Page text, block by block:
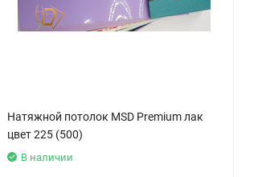
Натяжной потолок MSD Premium лак
цвет 225 (500)
В наличии